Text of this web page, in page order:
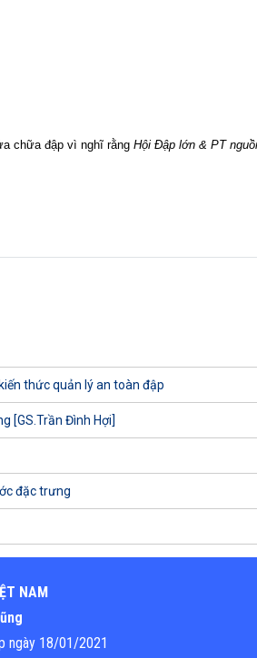
chữa đập vì nghĩ rằng Hội Đập lớn & PT
thức quản lý an toàn đập
[GS.Trần Đình Hợi]
đặc trưng
NAM
ngày 18/01/2021